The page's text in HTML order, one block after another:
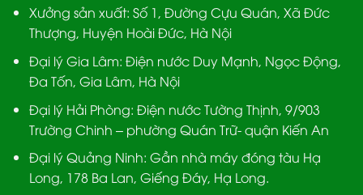
Xưởng sản xuất: Số 1, Đường Cựu Quán, Xã Đức
Thượng, Huyện Hoài Đức, Hà Nội
Đại lý Gia Lâm: Điện nước Duy Mạnh, Ngọc Động,
Đa Tốn, Gia Lâm, Hà Nội
Đại lý Hải Phòng: Điện nước Tường Thịnh, 9/903
Trường Chinh – phường Quán Trữ- quận Kiến An
Đại lý Quảng Ninh: Gần nhà máy đóng tàu Hạ
Long, 178 Ba Lan, Giếng Đáy, Hạ Long.